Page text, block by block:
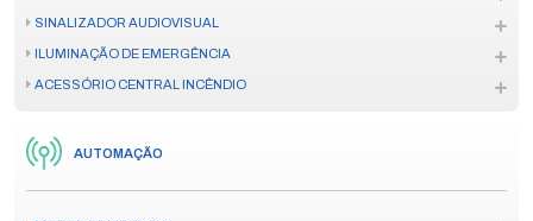
SINALIZADOR AUDIOVISUAL
ILUMINAÇÃO DE EMERGÊNCIA
ACESSÓRIO CENTRAL INCÊNDIO
AUTOMAÇÃO